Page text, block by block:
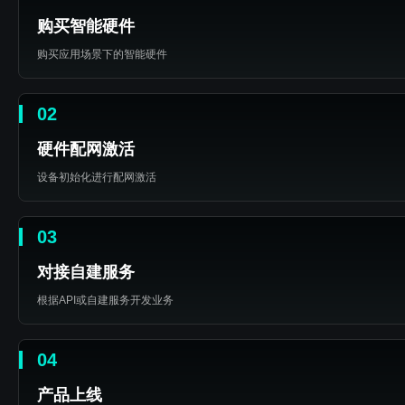
购买智能硬件
购买应用场景下的智能硬件
02
硬件配网激活
设备初始化进行配网激活
03
对接自建服务
根据API或自建服务开发业务
04
产品上线